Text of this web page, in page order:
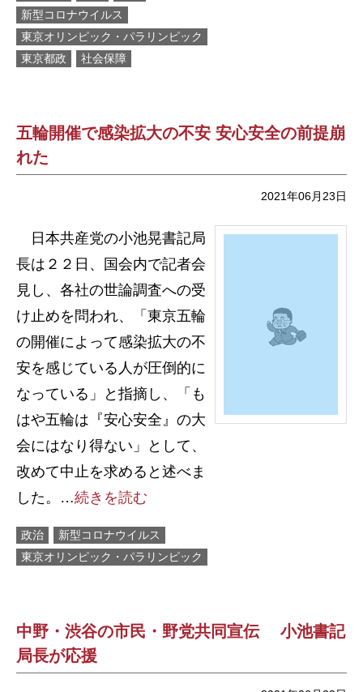
新型コロナウイルス
東京オリンピック・パラリンピック
東京都政
社会保障
五輪開催で感染拡大の不安 安心安全の前提崩
れた
2021年06月23日
日本共産党の小池晃書記局
長は２２日、国会内で記者会
見し、各社の世論調査への受
け止めを問われ、「東京五輪
の開催によって感染拡大の不
安を感じている人が圧倒的に
なっている」と指摘し、「も
はや五輪は『安心安全』の大
会にはなり得ない」として、
改めて中止を求めると述べま
した。…続きを読む
政治
新型コロナウイルス
東京オリンピック・パラリンピック
中野・渋谷の市民・野党共同宣伝 小池書記
局長が応援